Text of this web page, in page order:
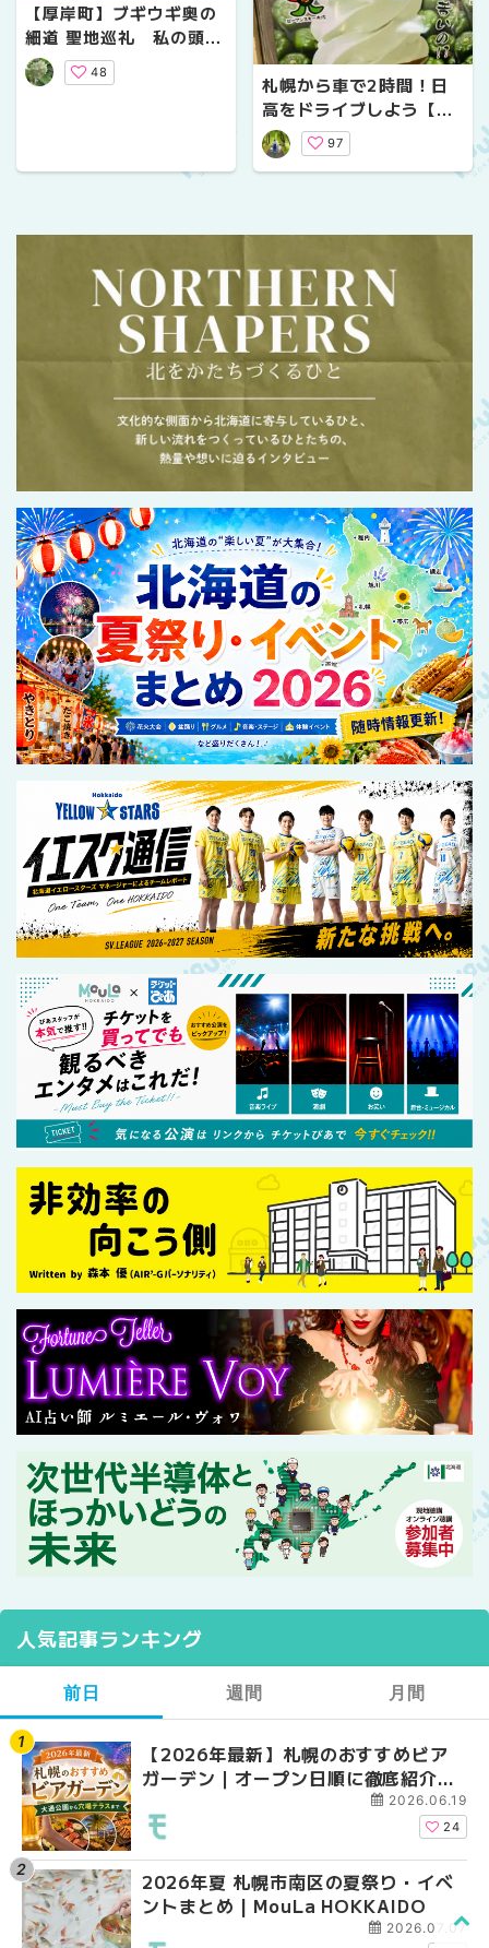
【厚岸町】ブギウギ奥の
細道 聖地巡礼 私の頭蓋
も共鳴しました！
48
札幌から車で2時間！日
高をドライブしよう【新
冠】
97
人気記事ランキング
前日
【2026年最新】札幌のおすすめビア
ガーデン｜オープン日順に徹底紹介！
大通公園から穴場テラスまで | MouLa
HOKKAIDO
2026.06.19
24
2026年夏 札幌市南区の夏祭り・イベ
ントまとめ | MouLa HOKKAIDO
2026.07.07
週間
【2026年最新】札幌
ガーデン｜オープン日
大通公園から穴場テ
2026年夏 札幌市西区
ントまとめ | MouLa
月間
【2026年最新】札幌
ガーデン｜オープン日
大通公園から穴場テ
2026年夏 札幌市北区
ントまとめ | MouLa